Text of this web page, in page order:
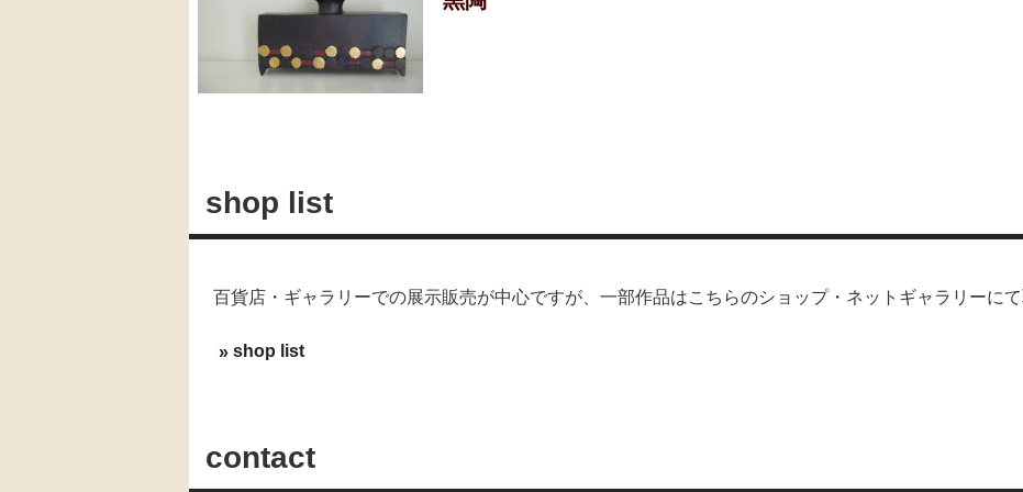
shop list
百貨店・ギャラリーでの展示販売が中心ですが、一部作品はこちらのショップ・ネットギャラリーに
shop list
contact